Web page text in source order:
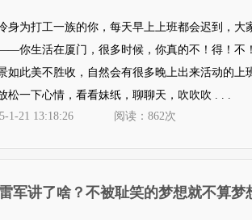
身为打工一族的你，每天早上上班都会迟到，大
你生活在厦门，很多时候，你真的不！得！
如此美不胜收，自然会有很多晚上出来活动的上
松一下心情，看看妹纸，聊聊天，吹吹吹 . . .
1-21 13:18:26
阅读：862次
军讲了啥？不被耻笑的梦想就不算梦